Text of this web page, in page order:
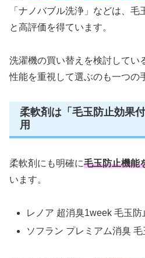
「ナノバブル洗浄」などは、
と高評価を得ています。
洗濯機の買い替えを検討してい
性能を重視して選ぶのも一つの
柔軟剤は「毛玉防止効果
用
柔軟剤にも明確に毛玉防止機能
います。
レノア 超消臭1week 毛玉防
ソフラン プレミアム消臭 毛